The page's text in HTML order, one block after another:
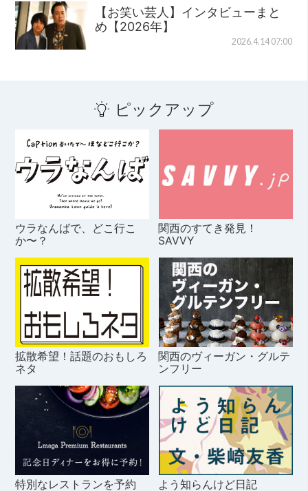
【お笑い芸人】インタビューまと
め【2026年】
2026.4.14 07:00
ピックアップ
ウラなんばで、どこ行こ
か〜？
関西のすてき発見！
SAVVY
拡散希望！話題のおもしろ
ネタ
関西のヴィーガン・グルテ
ンフリー
特別なレストランを予約 よう知らんけど日記